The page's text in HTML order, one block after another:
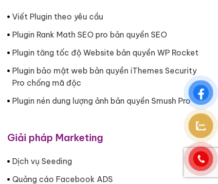
Viết Plugin theo yêu cầu
Plugin Rank Math SEO pro bản quyền SEO
Plugin tăng tốc độ Website bản quyền WP Rocket
Plugin bảo mật web bản quyền iThemes Security
Pro chống mã độc
Plugin nén dung lượng ảnh bản quyền Smush Pro
Giải pháp Marketing
Dịch vụ Seeding
Quảng cáo Facebook ADS